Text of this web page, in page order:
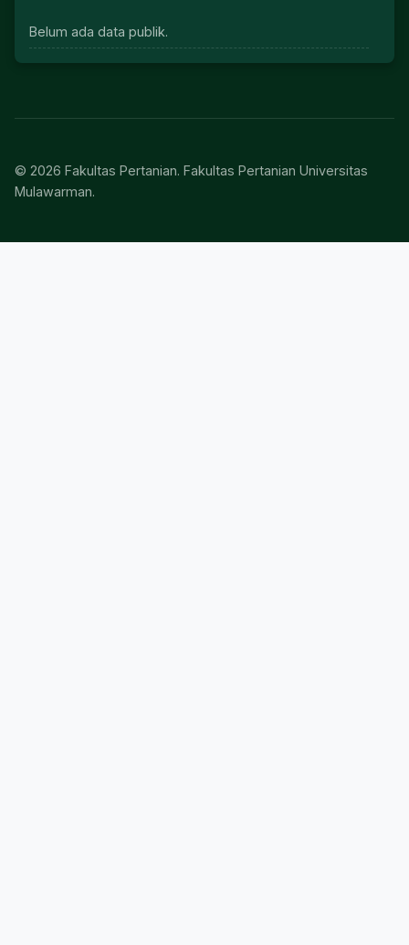
Belum ada data publik.
© 2026 Fakultas Pertanian. Fakultas Pertanian Universitas
Mulawarman.